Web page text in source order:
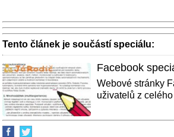
Tento článek je součástí speciálu:
Facebook
Webové stránky
uživatelů z